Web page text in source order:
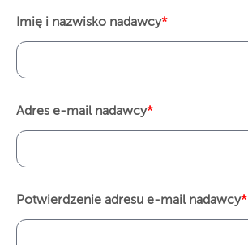
Imię i nazwisko nadawcy*
Adres e-mail nadawcy*
Potwierdzenie adresu e-mail nadawcy*